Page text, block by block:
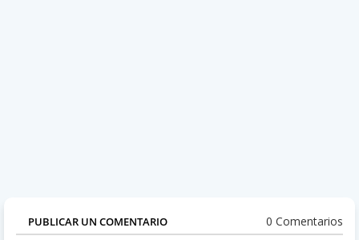
PUBLICAR UN COMENTARIO 0 Comentarios